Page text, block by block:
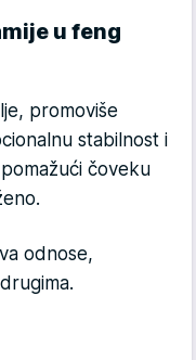
u feng
promoviše
stabilnost i
čoveku
odnose,